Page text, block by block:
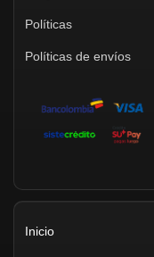
Políticas
Políticas de envíos
Inicio